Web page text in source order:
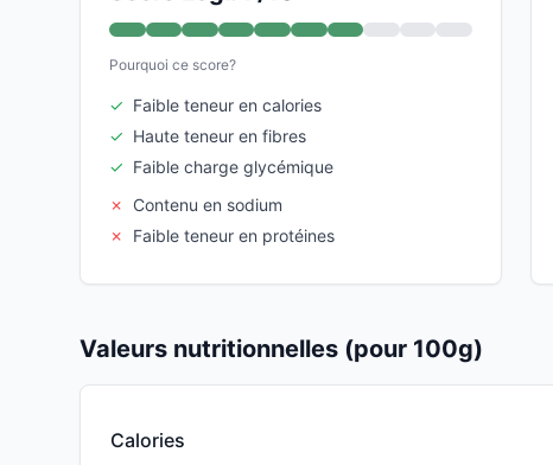
Pourquoi ce score?
✓ Faible teneur en calories
✓ Haute teneur en fibres
✓ Faible charge glycémique
✗
Contenu en sodium
✗
Faible teneur en protéines
Valeurs nutritionnelles (pour 100g)
Calories